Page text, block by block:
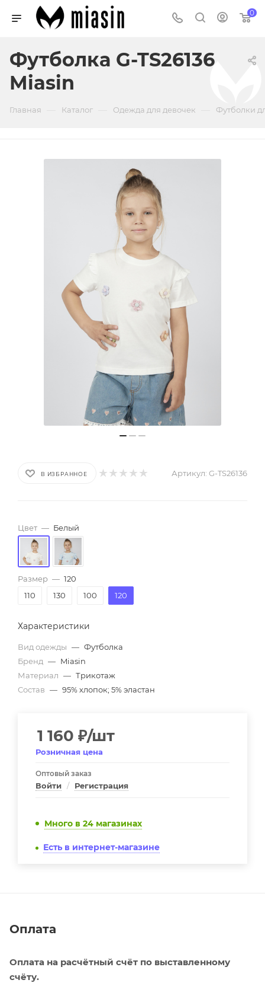
0
Футболка G-TS26136
Miasin
Главная Каталог Одежда для девочек Футболки
В ИЗБРАННОЕ Артикул: G-TS26136
Цвет — Белый
Размер — 120
110
130 100 120
Характеристики
Вид одежды — Футболка
Бренд — Miasin
Материал — Трикотаж
Состав — 95% хлопок; 5% эластан
1 160 ₽/шт
Розничная цена
Оптовый заказ
Войти / Регистрация
Много в 24 магазинах
Есть в интернет-магазине
Оплата
Оплата на расчётный счёт по выставленному
счёту.